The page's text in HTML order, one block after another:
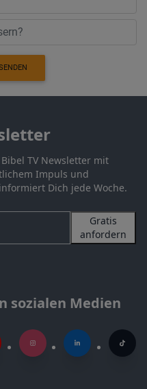
TV Newsletter mit
Impuls und
Dich jede Woche.
Gratis
anfordern
sozialen Medien